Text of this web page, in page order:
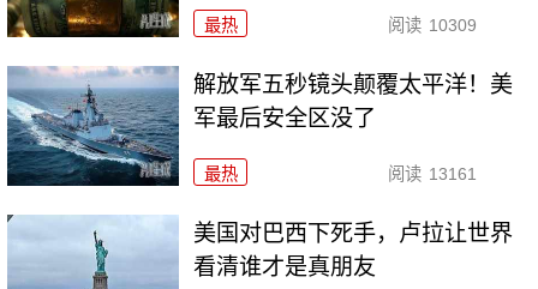
最热 阅读 10309
解放军五秒镜头颠覆太平洋！美
军最后安全区没了
最热 阅读 13161
美国对巴西下死手，卢拉让世界
看清谁才是真朋友